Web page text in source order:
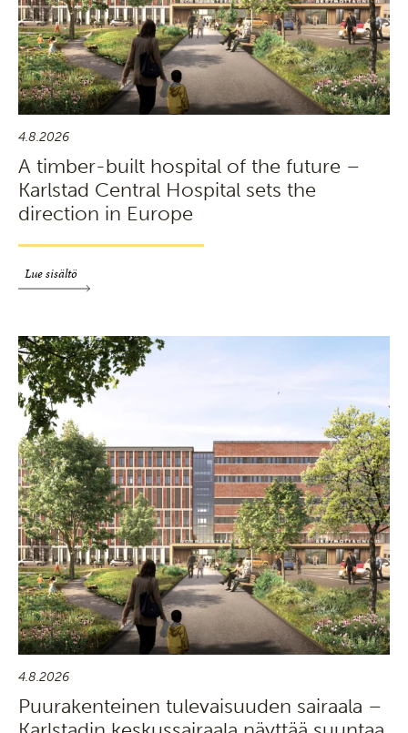
4.8.2026
A timber-built hospital of the future –
Karlstad Central Hospital sets the
direction in Europe
Lue sisältö
4.8.2026
Puurakenteinen tulevaisuuden sairaala –